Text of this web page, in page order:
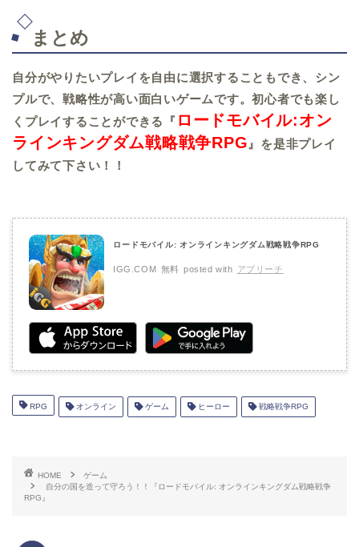
まとめ
自分がやりたいプレイを自由に選択することもでき、シン
プルで、戦略性が高い面白いゲームです。初心者でも楽し
くプレイすることができる『 ロードモバイル:オン
ラインキングダム戦略戦争RPG 』を是非プレイ
してみて下さい！！
ロードモバイル: オンラインキングダム戦略戦争RPG
IGG.COM 無料 posted with アプリーチ
RPG オンライン ゲーム ヒーロー 戦略戦争RPG
HOME
ゲーム
自分の国を造って守ろう！！『ロードモバイル: オンラインキングダム戦略戦争
RPG』